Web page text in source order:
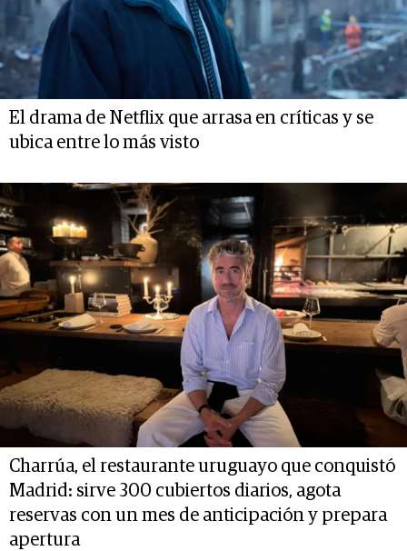
El drama de Netflix que arrasa en críticas y se
ubica entre lo más visto
Charrúa, el restaurante uruguayo que conquistó
Madrid: sirve 300 cubiertos diarios, agota
reservas con un mes de anticipación y prepara
apertura